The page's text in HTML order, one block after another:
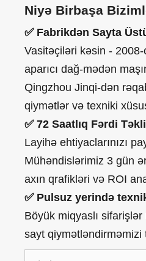
Niyə Birbaşa
✅ Fabrikdən Sayta
Vasitəçiləri kəsin -
aparıcı dağ-mədən
Qingzhou Jinqi-dən
qiymətlər və texniki
✅ 72 Saatlıq Fərdi
Layihə ehtiyaclarınızı
Mühəndislərimiz 3 gün
axın qrafikləri və ROI
✅ Pulsuz yerində
Böyük miqyaslı
sayt qiymətləndirməmizi